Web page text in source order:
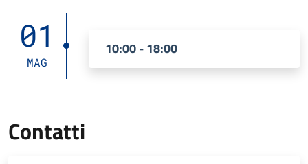
01
MAG
10:00 - 18:00
Contatti